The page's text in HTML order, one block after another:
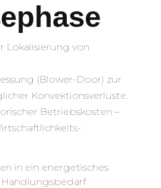
Lokalisierung von
(Blower-Door) zur
Konvektionsverluste.
Betriebskosten –
in ein energetisches